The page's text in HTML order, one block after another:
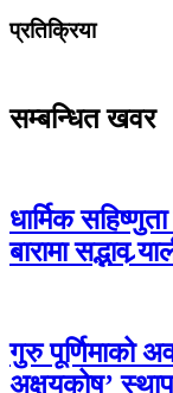
प्रतिक्रिया
सम्बन्धित खवर
धार्मिक
बारामा सद्भाव
गुरु पूर्णिमाको
अक्षयकोष’